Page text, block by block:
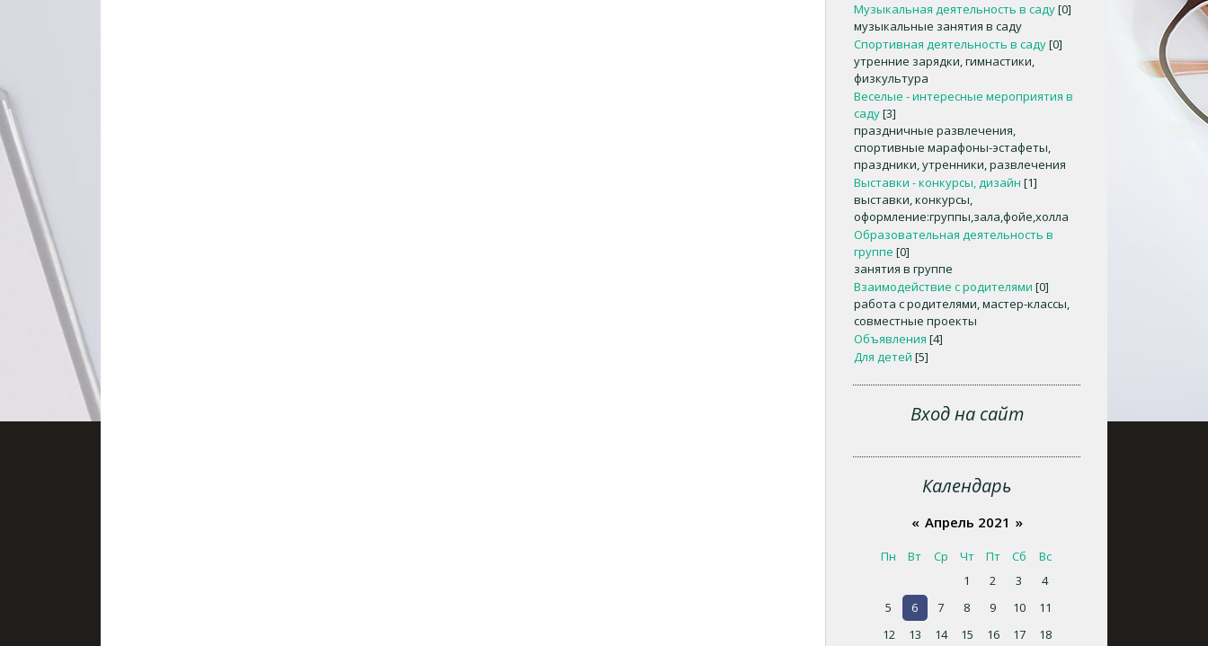
Музыкальная деятельность в саду[0]
музыкальные занятия в саду
Спортивная деятельность в саду[0]
утренние зарядки, гимнастики,
физкультура
Веселые - интересные мероприятия в
саду[3]
праздничные развлечения,
спортивные марафоны-эстафеты,
праздники, утренники, развлечения
Выставки - конкурсы, дизайн [1]
выставки, конкурсы,
оформление:группы,зала,фойе,холла
Образовательная деятельность в
группе [0]
занятия в группе
Взаимодействие с родителями [0]
работа с родителями, мастер-классы,
совместные проекты
Объявления [4]
Для детей [5]
Вход на сайт
Календарь
« Апрель 2021 »
Пн Вт Ср Чт Пт Сб
Вс
1
2 3
4
5
6 7 8 9 10
11
12
13 14 15 16 17
18